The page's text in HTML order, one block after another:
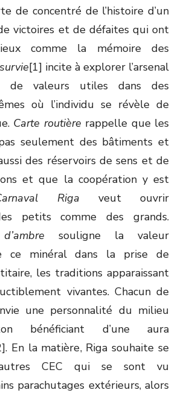
de concentré de l’histoire d’un
victoires et de défaites qui ont
comme la mémoire des
[1] incite à explorer l’arsenal
de valeurs utiles dans des
où l’individu se révèle de
Carte routière rappelle que les
seulement des bâtiments et
des réservoirs de sens et de
et que la coopération y est
Riga veut ouvrir
petits comme des grands.
souligne la valeur
ce minéral dans la prise de
les traditions apparaissant
vivantes. Chacun de
une personnalité du milieu
bénéficiant d’une aura
En la matière, Riga souhaite se
CEC qui se sont vu
parachutages extérieurs, alors